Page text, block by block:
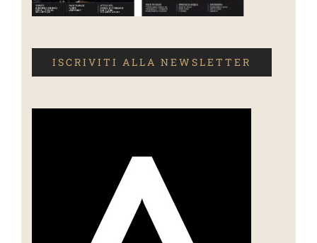
ISCRIVITI ALLA NEWSLETTER